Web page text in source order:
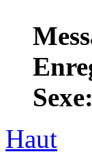
Sexe:
Haut